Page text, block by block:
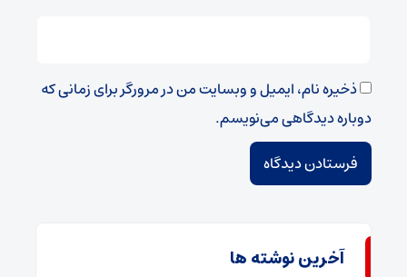
ذخیره نام، ایمیل و وبسایت من در مرورگر برای زمانی که
دوباره دیدگاهی می‌نویسم.
آخرین نوشته ها